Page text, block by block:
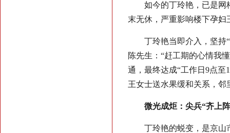
如今的丁玲艳，已是网
末无休，严重影响楼下孕
丁玲艳当即介入，坚持
陈先生：“赶工期的心情我
通，最终达成“工作日9点
王女士送水果缓和关系，邻
微光成炬：尖兵“齐上
丁玲艳的蜕变，是京山